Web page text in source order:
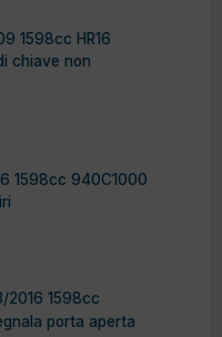
1598cc HR16
chiave non
1598cc 940C1000
2016 1598cc
porta aperta